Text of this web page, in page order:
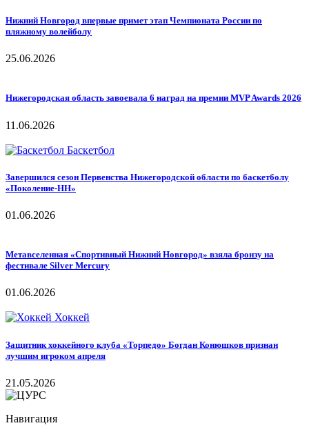
Нижний Новгород впервые примет этап Чемпионата России по
пляжному волейболу
25.06.2026
Нижегородская область завоевала 6 наград на премии MVP Awards 2026
11.06.2026
Баскетбол
Завершился сезон Первенства Нижегородской области по баскетболу
«Поколение-НН»
01.06.2026
Метавселенная «Спортивный Нижний Новгород» взяла бронзу на
фестивале Silver Mercury
01.06.2026
Хоккей
Защитник хоккейного клуба «Торпедо» Богдан Конюшков признан
лучшим игроком апреля
21.05.2026
Навигация